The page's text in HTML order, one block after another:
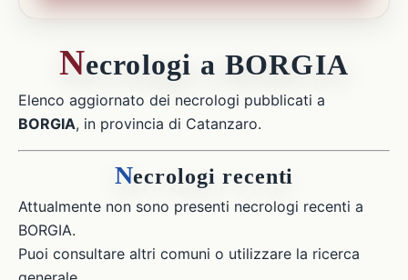
Necrologi a BORGIA
Elenco aggiornato dei necrologi pubblicati a
BORGIA, in provincia di Catanzaro.
Necrologi recenti
Attualmente non sono presenti necrologi recenti a
BORGIA.
Puoi consultare altri comuni o utilizzare la ricerca